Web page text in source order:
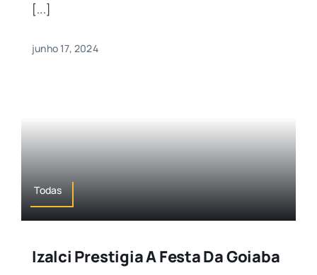
[...]
junho 17, 2024
Todas
Izalci Prestigia A Festa Da Goiaba